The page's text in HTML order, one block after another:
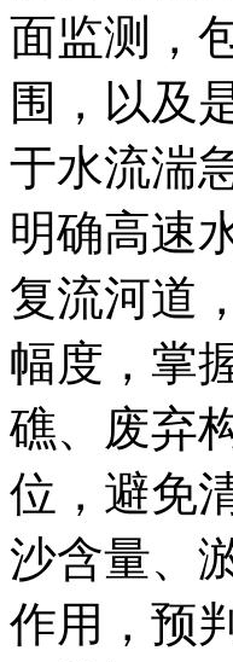
面监测，
围，以及
于水流湍
明确高速
复流河道
幅度，掌
礁、废弃
位，避免
沙含量、
作用，预